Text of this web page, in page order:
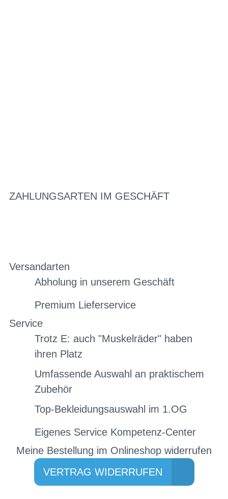
ZAHLUNGSARTEN IM GESCHÄFT
Versandarten
Abholung in unserem Geschäft
Premium Lieferservice
Service
Trotz E: auch "Muskelräder" haben
ihren Platz
Umfassende Auswahl an praktischem
Zubehör
Top-Bekleidungsauswahl im 1.OG
Eigenes Service Kompetenz-Center
Meine Bestellung im Onlineshop widerrufen
VERTRAG WIDERRUFEN